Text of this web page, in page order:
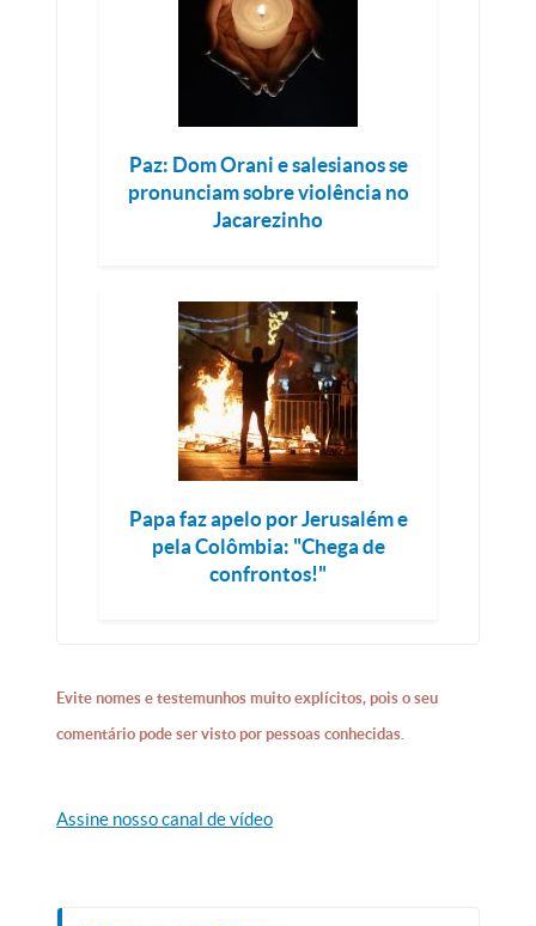
Paz: Dom Orani e salesianos se
pronunciam sobre violência no
Jacarezinho
Papa faz apelo por Jerusalém e
pela Colômbia: "Chega de
confrontos!"
Evite nomes e testemunhos muito explícitos, pois o seu
comentário pode ser visto por pessoas conhecidas.
Assine nosso canal de vídeo